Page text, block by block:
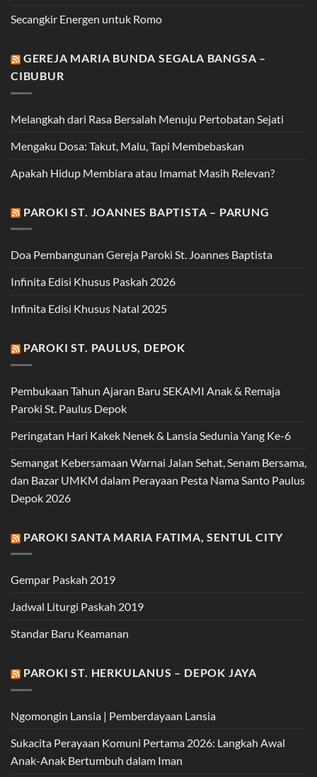
Secangkir Energen untuk Romo
GEREJA MARIA BUNDA SEGALA BANGSA –
CIBUBUR
Melangkah dari Rasa Bersalah Menuju Pertobatan Sejati
Mengaku Dosa: Takut, Malu, Tapi Membebaskan
Apakah Hidup Membiara atau Imamat Masih Relevan?
PAROKI ST. JOANNES BAPTISTA – PARUNG
Doa Pembangunan Gereja Paroki St. Joannes Baptista
Infinita Edisi Khusus Paskah 2026
Infinita Edisi Khusus Natal 2025
PAROKI ST. PAULUS, DEPOK
Pembukaan Tahun Ajaran Baru SEKAMI Anak & Remaja
Paroki St. Paulus Depok
Peringatan Hari Kakek Nenek & Lansia Sedunia Yang Ke-6
Semangat Kebersamaan Warnai Jalan Sehat, Senam Bersama,
dan Bazar UMKM dalam Perayaan Pesta Nama Santo Paulus
Depok 2026
PAROKI SANTA MARIA FATIMA, SENTUL CITY
Gempar Paskah 2019
Jadwal Liturgi Paskah 2019
Standar Baru Keamanan
PAROKI ST. HERKULANUS – DEPOK JAYA
Ngomongin Lansia | Pemberdayaan Lansia
Sukacita Perayaan Komuni Pertama 2026: Langkah Awal
Anak-Anak Bertumbuh dalam Iman